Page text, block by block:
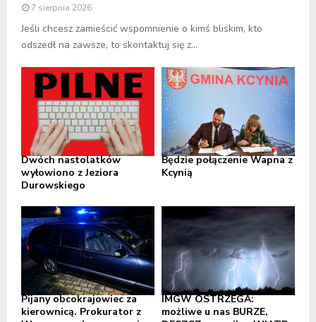
7 sierpnia 2026
Jeśli chcesz zamieścić wspomnienie o kimś bliskim, kto
odszedł na zawsze, to skontaktuj się z...
Dwóch nastolatków
wyłowiono z Jeziora
Durowskiego
Będzie połączenie Wapna z
Kcynią
Pijany obcokrajowiec za
kierownicą. Prokurator z
IMGW OSTRZEGA:
możliwe u nas BURZE,